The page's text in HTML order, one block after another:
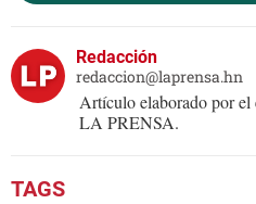
Redacción
redaccion@laprensa.hn
Artículo elaborado por
LA PRENSA.